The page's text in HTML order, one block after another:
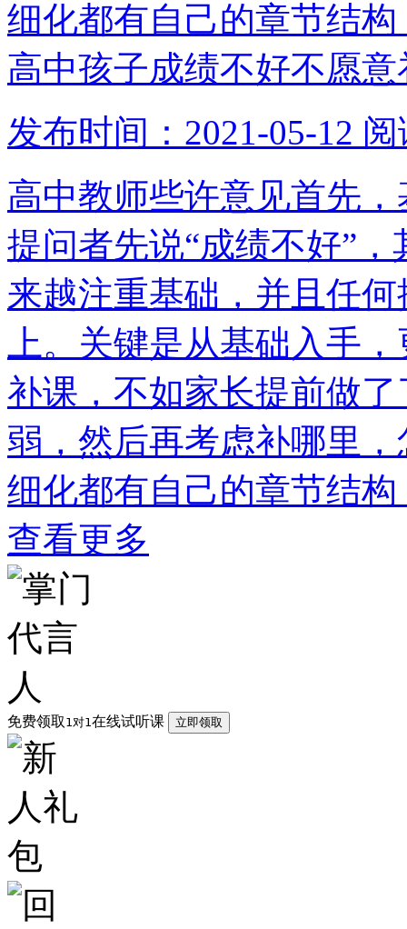
细化都有自己的章节结
高中孩子成绩不好不愿
发布时间：2021-05-12 阅
高中教师些许意见首先
提问者先说“成绩不好”
来越注重基础，并且任
上。关键是从基础入手
补课，不如家长提前做
弱，然后再考虑补哪里
细化都有自己的章节结
查看更多
免费领取 1对1在线试听课 立即领取